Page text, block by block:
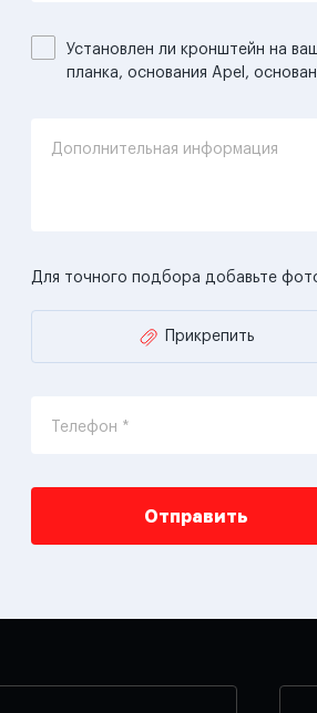
Установлен ли кронштейн на
планка, основания Apel,
Дополнительная информация
Для точного подбора добавьте
Прикрепить
Телефон *
Отправить